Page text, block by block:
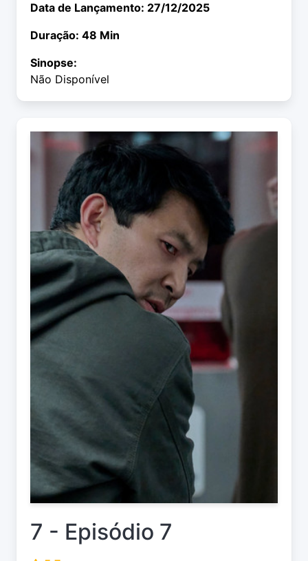
Data de Lançamento: 27/12/2025
Duração: 48 Min
Sinopse:
Não Disponível
7 - Episódio 7